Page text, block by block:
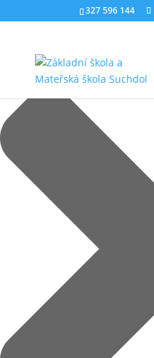
Spravovat Souhlas327 596 144